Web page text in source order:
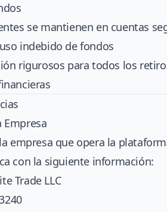
se mantienen en cuentas
indebido de fondos
rigurosos para todos los
empresa que opera la
con la siguiente información:
Trade LLC